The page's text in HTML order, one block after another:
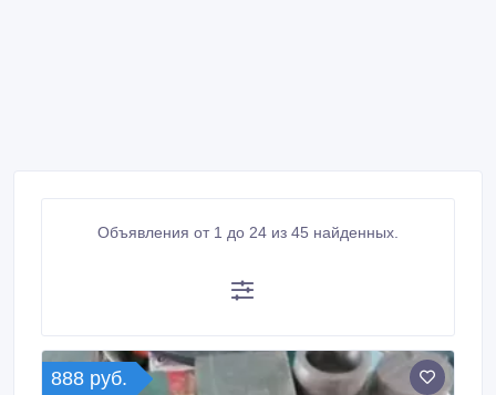
Объявления от 1 до 24 из 45 найденных.
888 руб.